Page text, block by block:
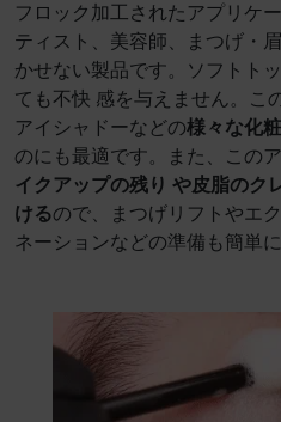
フロック加工されたアプリケ
ティスト、美容師、まつげ・
かせない製品です。ソフトト
ても不快 感を与えません。こ
アイシャドーなどの様々な化
のにも最適です。また、この
イクアップの残り や皮脂のク
けるので、まつげリフトやエ
ネーションなどの準備も簡単